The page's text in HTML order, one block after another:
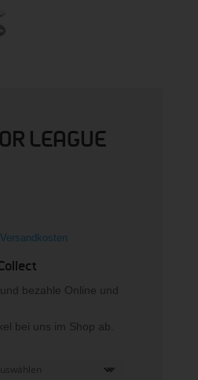
LEAGUE
Versandkosten
bezahle Online und
bei uns im Shop ab.